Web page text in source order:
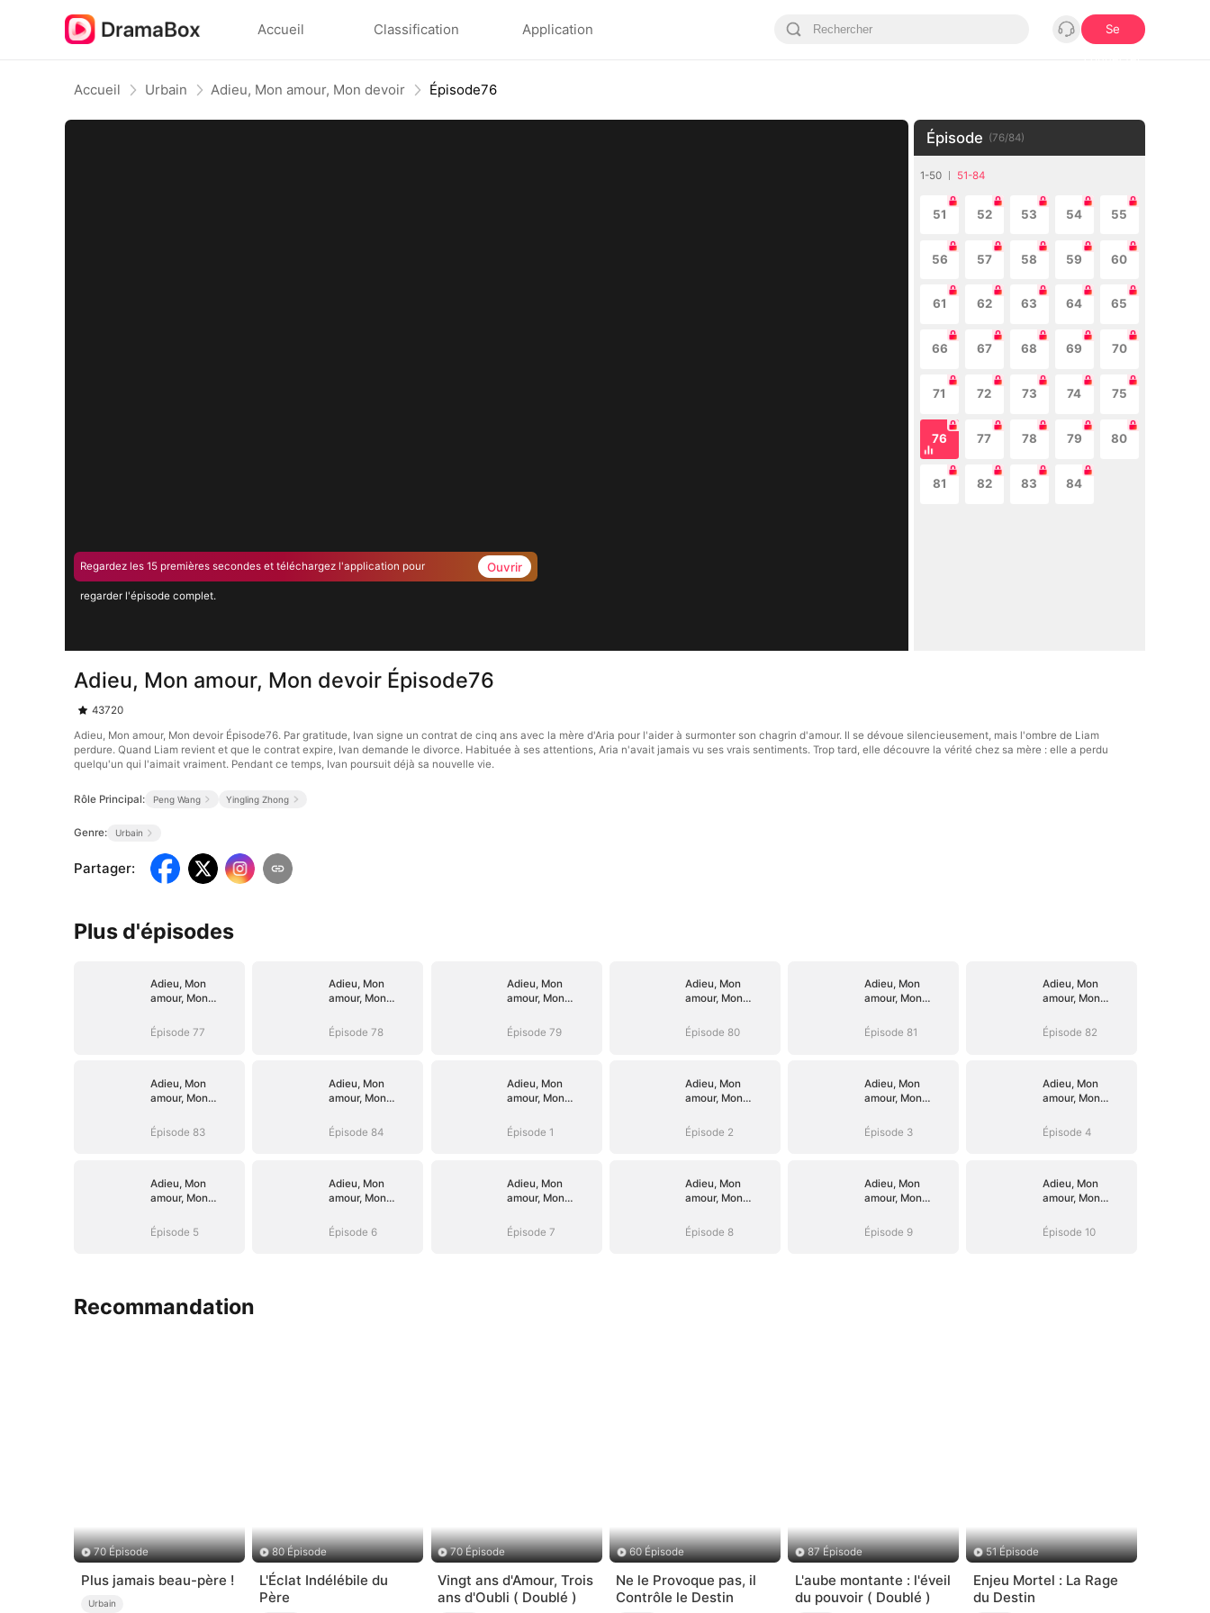
Accueil Classification Application Se
Accueil Urbain Adieu, Mon amour, Mon devoir Épisode76
Regardez les 15 premières secondes et téléchargez l'application pour
regarder l'épisode complet.
Ouvrir
Épisode (76/84)
1-50 51-84
51 52 53 54 55
56 57 58 59 60
61 62 63 64 65
66 67 68 69 70
71 72 73 74 75
76 77 78 79 80
81 82 83 84
Adieu, Mon amour, Mon devoir Épisode76
43720
Adieu, Mon amour, Mon devoir Épisode76. Par gratitude, Ivan signe un contrat de cinq ans avec la mère d'Aria pour l'aider à surmonter son chagrin d'amour. Il se dévoue silencieusement, mais l'ombre de Liam
perdure. Quand Liam revient et que le contrat expire, Ivan demande le divorce. Habituée à ses attentions, Aria n'avait jamais vu ses vrais sentiments. Trop tard, elle découvre la vérité chez sa mère : elle a perdu
quelqu'un qui l'aimait vraiment. Pendant ce temps, Ivan poursuit déjà sa nouvelle vie.
Rôle Principal: Peng Wang Yingling Zhong
Genre: Urbain
Partager:
Plus d'épisodes
Adieu, Mon
amour, Mon
Épisode 77
Adieu, Mon
amour, Mon
Épisode 78
Adieu, Mon
amour, Mon
Épisode 79
Adieu, Mon
amour, Mon
Épisode 80
Adieu, Mon
amour, Mon
Épisode 81
Adieu, Mon
amour, Mon
Épisode 82
Adieu, Mon
amour, Mon
Épisode 83
Adieu, Mon
amour, Mon
Épisode 84
Adieu, Mon
amour, Mon
Épisode 1
Adieu, Mon
amour, Mon
Épisode 2
Adieu, Mon
amour, Mon
Épisode 3
Adieu, Mon
amour, Mon
Épisode 4
Adieu, Mon
amour, Mon
Épisode 5
Adieu, Mon
amour, Mon
Épisode 6
Adieu, Mon
amour, Mon
Épisode 7
Adieu, Mon
amour, Mon
Épisode 8
Adieu, Mon
amour, Mon
Épisode 9
Adieu, Mon
amour, Mon
Épisode 10
Recommandation
70 Épisode
Plus jamais beau-père !
Urbain
80 Épisode
L'Éclat Indélébile du
Père
70 Épisode
Vingt ans d'Amour, Trois
ans d'Oubli ( Doublé )
60 Épisode
Ne le Provoque pas, il
Contrôle le Destin
87 Épisode
L'aube montante : l'éveil
du pouvoir ( Doublé )
51 Épisode
Enjeu Mortel : La Rage
du Destin